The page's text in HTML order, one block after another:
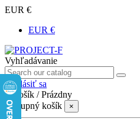
EUR €
EUR €
Vyhľadávanie
Prihlásiť sa
0 Košík /Prázdny
Nákupný košík
×